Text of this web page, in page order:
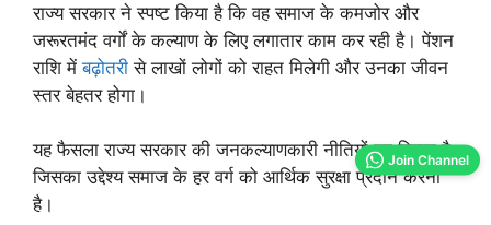
राज्य सरकार ने स्पष्ट किया है कि वह समाज के कमजोर और
जरूरतमंद वर्गों के कल्याण के लिए लगातार काम कर रही है। पेंशन
राशि मेंबढ़ोतरी से लाखों लोगों को राहत मिलेगी और उनका जीवन
स्तर बेहतर होगा।
यह फैसला राज्य सरकार की जनकल्याणकारी नीतियों का हिस्सा है,
जिसका उद्देश्य समाज के हर वर्ग को आर्थिक सुरक्षा प्रदान करना
है।
Join Channel